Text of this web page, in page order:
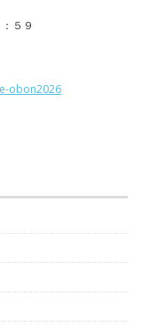
５９
obon2026